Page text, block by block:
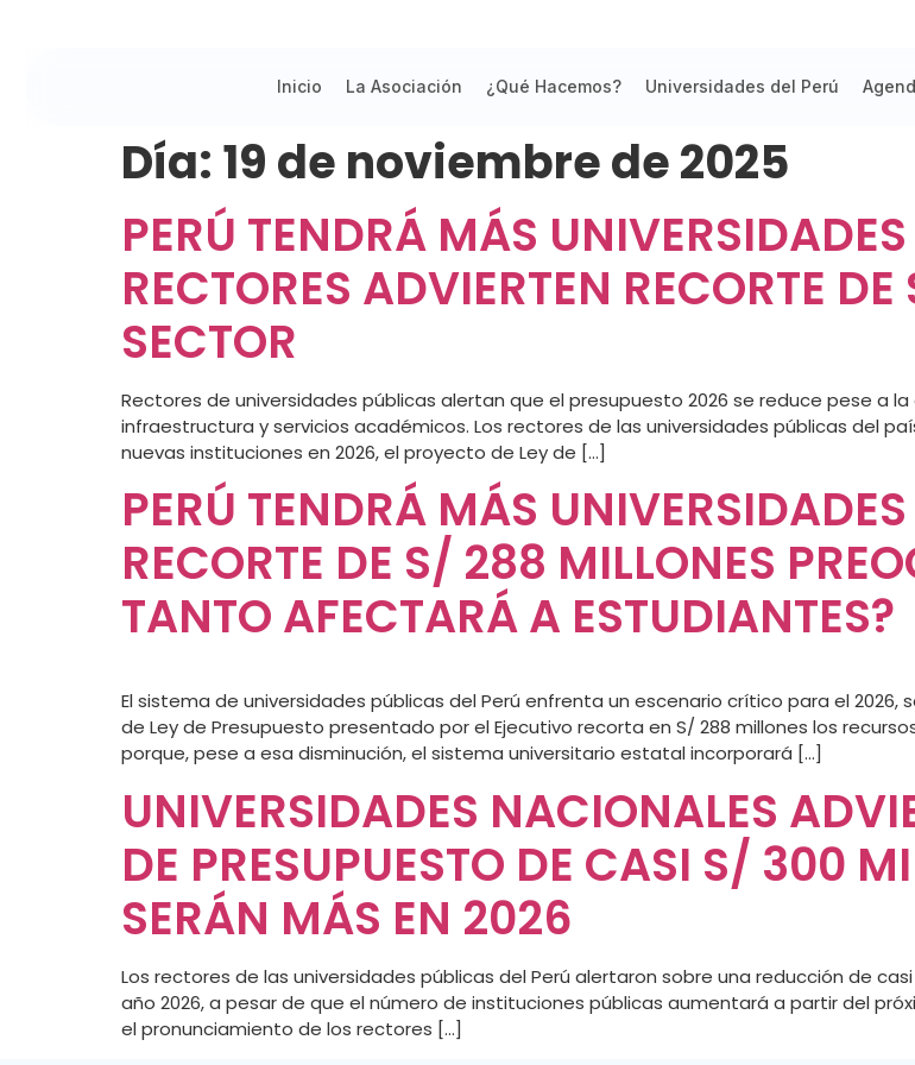
Inicio La Asociación ¿Qué Hacemos? Universidades del Perú
Día: 19 de noviembre de 2025
PERÚ TENDRÁ MÁS
RECTORES ADVIERTEN RECORTE
SECTOR
Rectores de universidades públicas alertan que el presupuesto 2026 se reduce pese a
infraestructura y servicios académicos. Los rectores de las universidades públicas del
nuevas instituciones en 2026, el proyecto de Ley de […]
PERÚ TENDRÁ MÁS
RECORTE DE S/ 288 MILLONES
TANTO AFECTARÁ A ESTUDIANTES?
El sistema de universidades públicas del Perú enfrenta un escenario crítico para el
de Ley de Presupuesto presentado por el Ejecutivo recorta en S/ 288 millones los
porque, pese a esa disminución, el sistema universitario estatal incorporará […]
UNIVERSIDADES NACIONALES
DE PRESUPUESTO DE CASI S/ 300
SERÁN MÁS EN 2026
Los rectores de las universidades públicas del Perú alertaron sobre una reducción de
año 2026, a pesar de que el número de instituciones públicas aumentará a partir del
el pronunciamiento de los rectores […]